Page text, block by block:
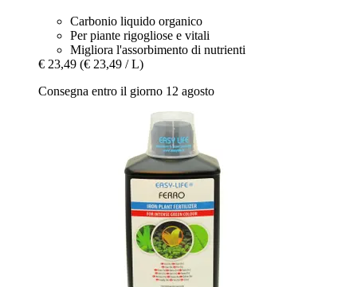
Carbonio liquido organico
Per piante rigogliose e vitali
Migliora l'assorbimento di nutrienti
€ 23,49 (€ 23,49 / L)
Consegna entro il giorno 12 agosto